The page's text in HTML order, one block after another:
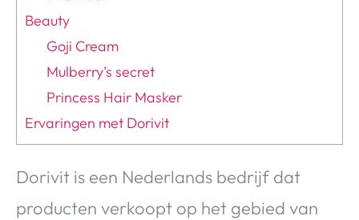
Beauty
Goji Cream
Mulberry’s secret
Princess Hair Masker
Ervaringen met Dorivit
Dorivit is een Nederlands bedrijf dat
producten verkoopt op het gebied van